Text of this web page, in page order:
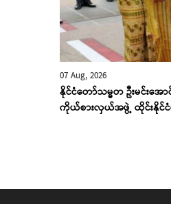
07 Aug, 2026
နိုင်ငံတော်သမ္မတ ဦးမင်းအ
ကိုယ်စားလှယ်အဖွဲ့ ထိုင်းနိုင်ငံ